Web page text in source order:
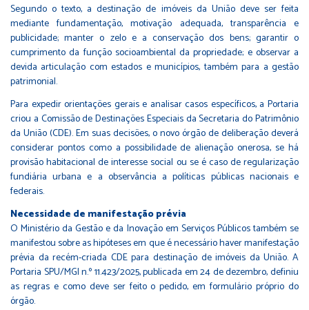
Segundo o texto, a destinação de imóveis da União deve ser feita
mediante fundamentação, motivação adequada, transparência e
publicidade; manter o zelo e a conservação dos bens; garantir o
cumprimento da função socioambiental da propriedade; e observar a
devida articulação com estados e municípios, também para a gestão
patrimonial.
Para expedir orientações gerais e analisar casos específicos, a Portaria
criou a Comissão de Destinações Especiais da Secretaria do Patrimônio
da União (CDE). Em suas decisões, o novo órgão de deliberação deverá
considerar pontos como a possibilidade de alienação onerosa, se há
provisão habitacional de interesse social ou se é caso de regularização
fundiária urbana e a observância a políticas públicas nacionais e
federais.
Necessidade de manifestação prévia
O Ministério da Gestão e da Inovação em Serviços Públicos também se
manifestou sobre as hipóteses em que é necessário haver manifestação
prévia da recém-criada CDE para destinação de imóveis da União. A
Portaria SPU/MGI n.º 11.423/2025, publicada em 24 de dezembro, definiu
as regras e como deve ser feito o pedido, em formulário próprio do
órgão.